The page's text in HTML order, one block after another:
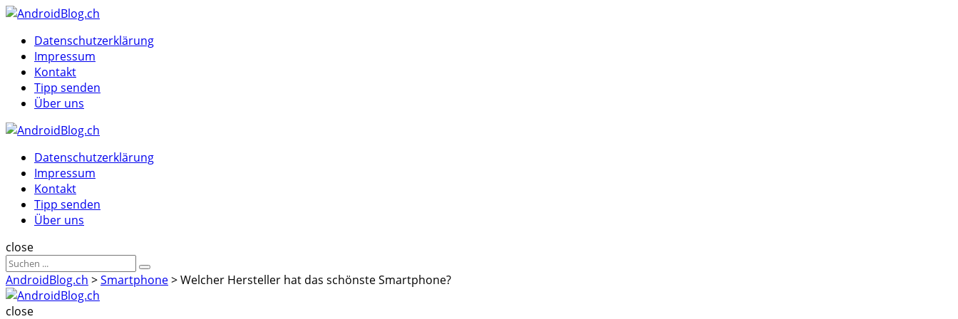
Menu
MenuDatenschutzerklärung
Impressum
Kontakt
Tipp senden
Über uns
Datenschutzerklärung
Impressum
Kontakt
Tipp senden
Über uns
Suche
close
Sucheergebnisse
für
Suche
AndroidBlog.ch >Smartphone>Welcher Hersteller hat das schönste Smartphone?
close